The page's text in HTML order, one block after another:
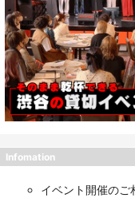
Infomation
イベント開催のご